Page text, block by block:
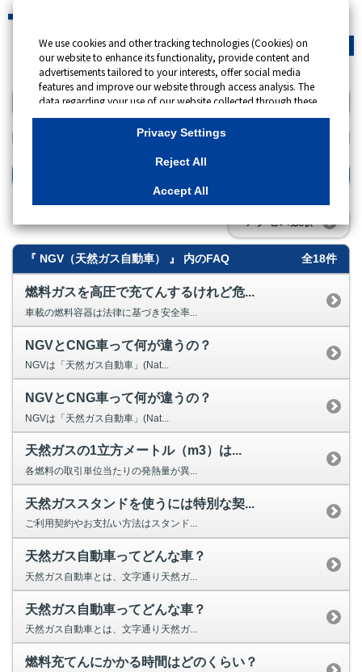
緊急時 会員サイト
キーワード検索
アクセス数順
『 NGV（天然ガス自動車） 』 内のFAQ 全18件
燃料ガスを高圧で充てんするけれど危...
車載の燃料容器は法律に基づき安全率...
NGVとCNG車って何が違うの？
NGVは「天然ガス自動車」(Nat...
NGVとCNG車って何が違うの？
NGVは「天然ガス自動車」(Nat...
天然ガスの1立方メートル（m3）は...
各燃料の取引単位当たりの発熱量が異...
天然ガススタンドを使うには特別な契...
ご利用契約やお支払い方法はスタンド...
天然ガス自動車ってどんな車？
天然ガス自動車とは、文字通り天然ガ...
天然ガス自動車ってどんな車？
天然ガス自動車とは、文字通り天然ガ...
燃料充てんにかかる時間はどのくらい？
We use cookies and other tracking technologies (Cookies) on
our website to enhance its functionality, provide content and
advertisements tailored to your interests, offer social media
features and improve our website through access analysis. The
data regarding your use of our website collected through these
Cookies may be shared with our partners that provide
advertising, social media and/or analytics services. These
that you have provided to them or that they have collected
optimise advertisements delivered to you by businesses other
than us on the internet. If you wish to reject the use of all
"Reject All". If you agree to the use of all Cookies, please click
"Accept All". To select your preferences for each purpose, please
click"Privacy Settings"button. You can change your consent or
rejection settings at any time by clicking the"Privacy Settings"
button on this banner or through your browser's "Settings".
information including Cookies on our website, please refer to
Cookies Details
Privacy Policy
Privacy Settings
Reject All
Accept All